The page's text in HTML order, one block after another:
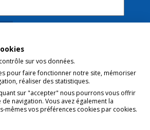
sur vos données.
pour faire fonctionner notre site, mémoriser
réaliser des statistiques.
sur "accepter" nous pourrons vous offrir
navigation. Vous avez également la
mêmes vos préférences cookies par cookies.